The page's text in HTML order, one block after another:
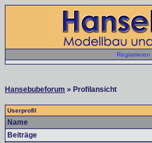
Registrieren
Hansebubeforum » Profilansicht
Userprofil
Name
Beiträge